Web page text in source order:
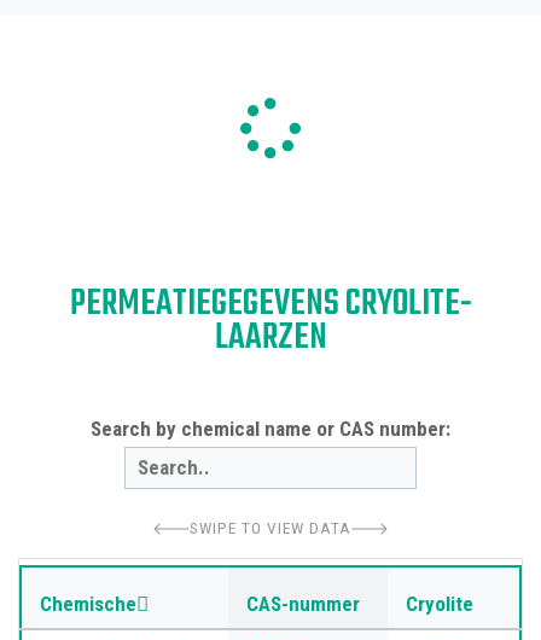
PERMEATIEGEGEVENS CRYOLITE-
LAARZEN
Search by chemical name or CAS number:
SWIPE TO VIEW DATA
Chemische CAS-nummer Cryolite